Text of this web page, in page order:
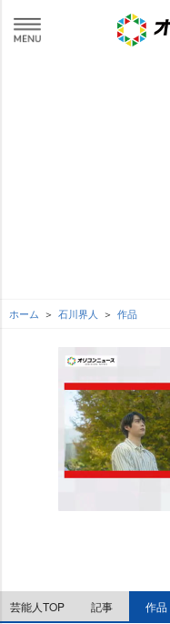
ホーム 石川界人 作品
芸能人TOP 記事 作品